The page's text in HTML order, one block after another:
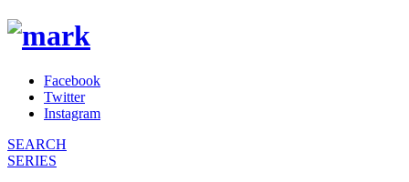
Facebook
Twitter
Instagram
SEARCH
SERIES